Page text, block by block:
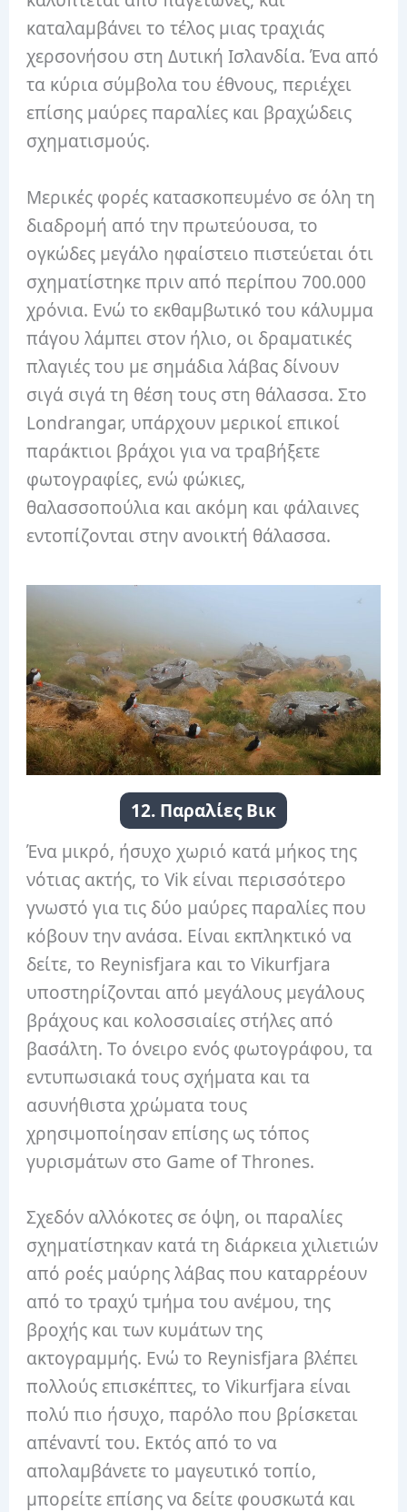
καταλαμβάνει το τέλος μιας τραχιάς
χερσονήσου στη Δυτική Ισλανδία. Ένα από
τα κύρια σύμβολα του έθνους, περιέχει
επίσης μαύρες παραλίες και βραχώδεις
σχηματισμούς.
Μερικές φορές κατασκοπευμένο σε όλη τη
διαδρομή από την πρωτεύουσα, το
ογκώδες μεγάλο ηφαίστειο πιστεύεται ότι
σχηματίστηκε πριν από περίπου 700.000
χρόνια. Ενώ το εκθαμβωτικό του κάλυμμα
πάγου λάμπει στον ήλιο, οι δραματικές
πλαγιές του με σημάδια λάβας δίνουν
σιγά σιγά τη θέση τους στη θάλασσα. Στο
Londrangar, υπάρχουν μερικοί επικοί
παράκτιοι βράχοι για να τραβήξετε
φωτογραφίες, ενώ φώκιες,
θαλασσοπούλια και ακόμη και φάλαινες
εντοπίζονται στην ανοικτή θάλασσα.
12. Παραλίες Βικ
Ένα μικρό, ήσυχο χωριό κατά μήκος της
νότιας ακτής, το Vik είναι περισσότερο
γνωστό για τις δύο μαύρες παραλίες που
κόβουν την ανάσα. Είναι εκπληκτικό να
δείτε, το Reynisfjara και το Vikurfjara
υποστηρίζονται από μεγάλους μεγάλους
βράχους και κολοσσιαίες στήλες από
βασάλτη. Το όνειρο ενός φωτογράφου, τα
εντυπωσιακά τους σχήματα και τα
ασυνήθιστα χρώματα τους
χρησιμοποίησαν επίσης ως τόπος
γυρισμάτων στο Game of Thrones.
Σχεδόν αλλόκοτες σε όψη, οι παραλίες
σχηματίστηκαν κατά τη διάρκεια χιλιετιών
από ροές μαύρης λάβας που καταρρέουν
από το τραχύ τμήμα του ανέμου, της
βροχής και των κυμάτων της
ακτογραμμής. Ενώ το Reynisfjara βλέπει
πολλούς επισκέπτες, το Vikurfjara είναι
πολύ πιο ήσυχο, παρόλο που βρίσκεται
απέναντί ​​του. Εκτός από το να
απολαμβάνετε το μαγευτικό τοπίο,
μπορείτε επίσης να δείτε φουσκωτά και